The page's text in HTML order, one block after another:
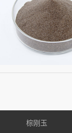
棕刚玉